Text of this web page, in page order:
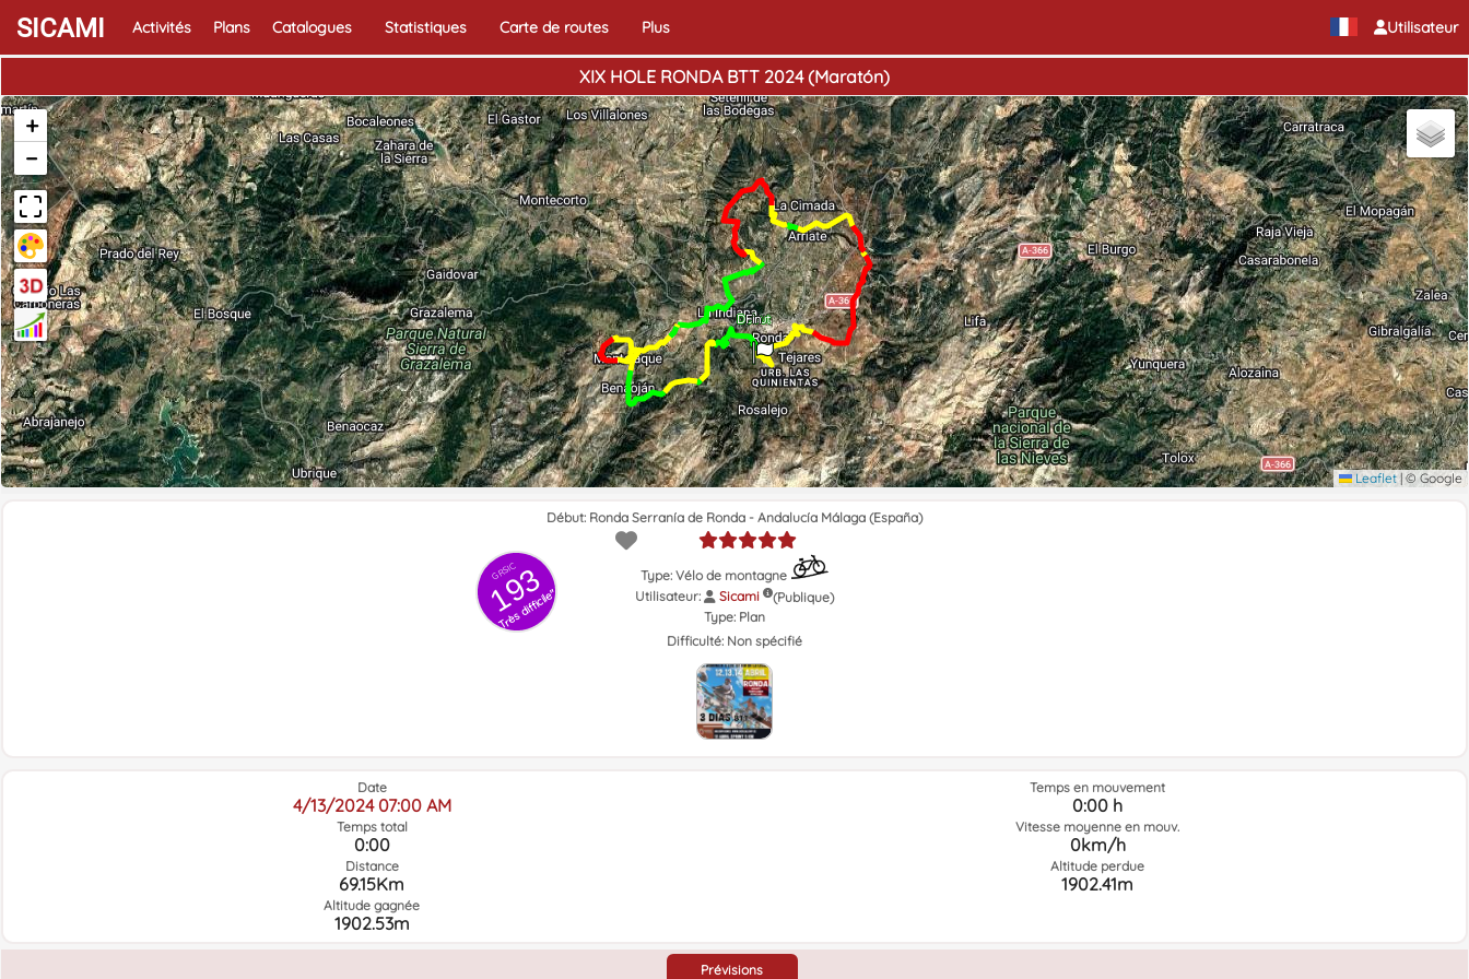
Utilisateur
SICAMI Activités Plans Catalogues Statistiques Carte de routes Plus
XIX HOLE RONDA BTT 2024 (Maratón)
Début
Fin
+
−
Leaflet |© Google
GRSIC
193
Très difficile"
Début: Ronda Serranía de Ronda - Andalucía Málaga (España)
Type: Vélo de montagne
Utilisateur:
Sicami
(Publique)
Type: Plan
Difficulté: Non spécifié
Date
4/13/2024 07:00 AM
Temps total
0:00
Distance
69.15Km
Altitude gagnée
1902.53m
Temps en mouvement
0:00 h
Vitesse moyenne en mouv.
0km/h
Altitude perdue
1902.41m
Prévisions